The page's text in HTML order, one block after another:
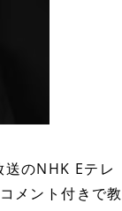
のNHK Eテレ
メント付きで